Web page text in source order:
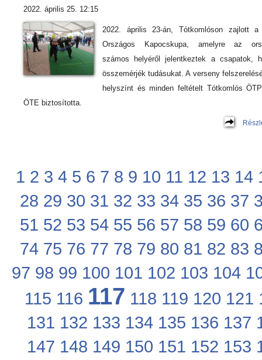
2022. április 25. 12:15
2022. április 23-án, Tótkomlóson zajlott
Országos Kapocskupa, amelyre az
számos helyéről jelentkeztek a csapatok,
összemérjék tudásukat. A verseny
helyszínt és minden feltételt Tótkomlós
ÖTE biztosította.
1 2 3 4 5 6 7 8 9 10 11 12 13 14
28 29 30 31 32 33 34 35 36 37
51 52 53 54 55 56 57 58 59 60
74 75 76 77 78 79 80 81 82 83
97 98 99 100 101 102 103 104
115 116 117 118 119 120 121
131 132 133 134 135 136 137
147 148 149 150 151 152 153